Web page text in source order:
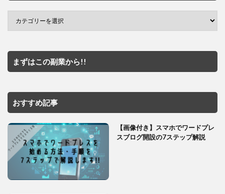
まずはこの副業から!!
おすすめ記事
【画像付き】スマホでワードプレ
スブログ開設の7ステップ解説